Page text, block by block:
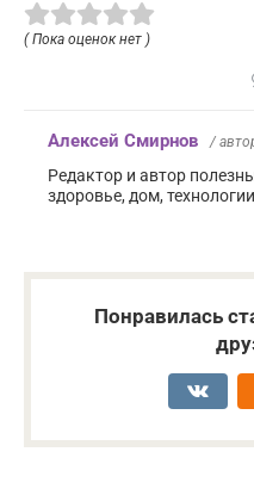
( Пока оценок нет )
Алексей Смирнов /
Редактор и автор
здоровье, дом,
Понравилась